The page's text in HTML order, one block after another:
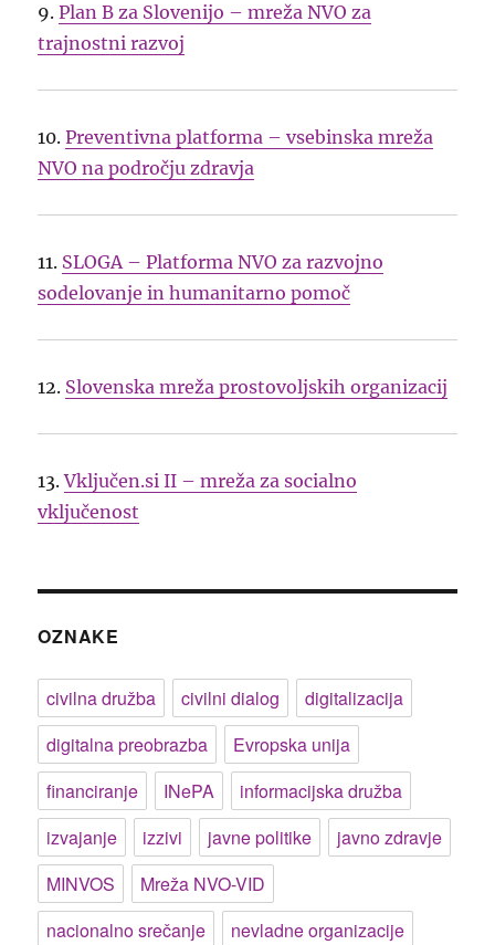
9.Plan B za Slovenijo – mreža NVO za
trajnostni razvoj
10.Preventivna platforma – vsebinska mreža
NVO na področju zdravja
11. SLOGA – Platforma NVO za razvojno
sodelovanje in humanitarno pomoč
12. Slovenska mreža prostovoljskih organizacij
13.Vključen.si II – mreža za socialno
vključenost
OZNAKE
civilna družba civilni dialog
digitalizacija
digitalna preobrazba
Evropska unija
financiranje
INePA
informacijska družba
izvajanje
izzivi javne politike
javno zdravje
MINVOS
Mreža NVO-VID
nacionalno srečanje
nevladne organizacije